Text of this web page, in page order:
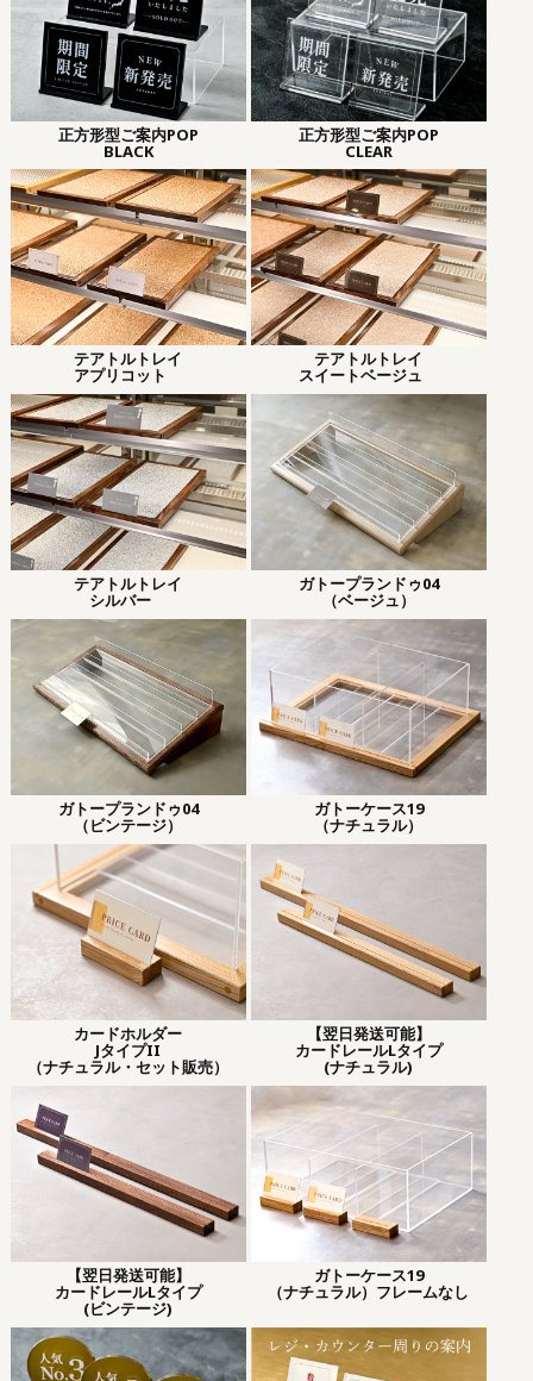
正方形型ご案内POP
BLACK
正方形型ご案内POP
CLEAR
テアトルトレイ
アプリコット
テアトルトレイ
スイートベージュ
テアトルトレイ
シルバー
ガトープランドゥ04
（ベージュ）
ガトープランドゥ04
（ビンテージ）
ガトーケース19
（ナチュラル）
カードホルダー
JタイプII
（ナチュラル・セット販売）
【翌日発送可能】
カードレールLタイプ
(ナチュラル)
【翌日発送可能】
カードレールLタイプ
(ビンテージ)
ガトーケース19
（ナチュラル）フレームなし